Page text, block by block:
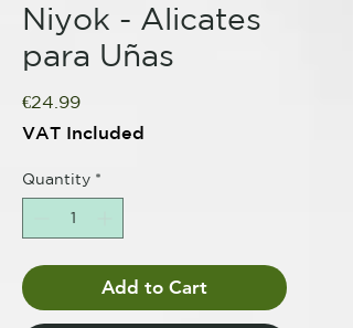
Niyok - Alicates
para Uñas
€24.99Price
VAT Included
Quantity *
Add to Cart